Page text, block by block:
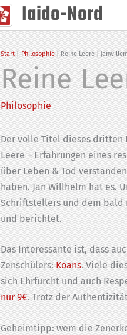
Iaido-Nord
Start Philosophie Reine Leere |
Reine
Philosophie
Der volle Titel dieses dritten
Leere – Erfahrungen eines
über Leben & Tod
haben. Jan Willhelm hat es.
Schrift­stellers und dem bald
und berichtet.
Das Interessante ist, dass
Zenschülers:Koans. Viele
sich Ehrfurcht und auch
nur 9€. Trotz der
Geheimtipp: wem die